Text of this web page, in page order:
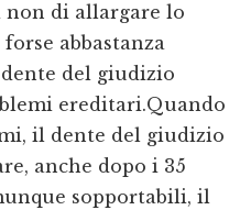
non di allargare lo
abbastanza
del giudizio
ereditari.Quando
il dente del giudizio
anche dopo i 35
sopportabili, il